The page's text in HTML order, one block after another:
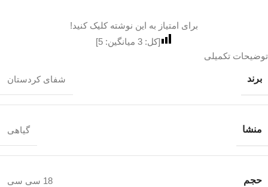
برای امتیاز به این نوشته کلیک کنید!
[کل: 3 میانگین: 5
]
توضیحات تکمیلی
برند شفای کردستان
منشا گیاهی
حجم 18 سی سی